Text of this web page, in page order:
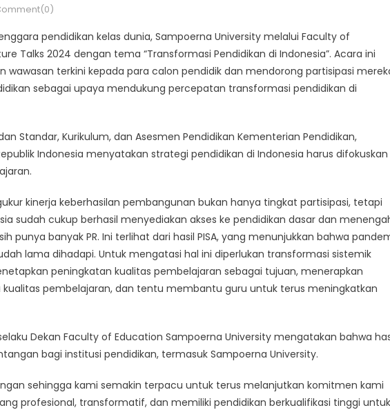
pendidikan kelas dunia, Sampoerna University melalui Faculty of
Talks 2024 dengan tema “Transformasi Pendidikan di Indonesia”. Acara ini
wawasan terkini kepada para calon pendidik dan mendorong partisipasi
sebagai upaya mendukung percepatan transformasi pendidikan di
Standar, Kurikulum, dan Asesmen Pendidikan Kementerian Pendidikan,
Indonesia menyatakan strategi pendidikan di Indonesia harus difokuskan
kinerja keberhasilan pembangunan bukan hanya tingkat partisipasi, tetapi
sudah cukup berhasil menyediakan akses ke pendidikan dasar dan
punya banyak PR. Ini terlihat dari hasil PISA, yang menunjukkan bahwa
lama dihadapi. Untuk mengatasi hal ini diperlukan transformasi sistemik
peningkatan kualitas pembelajaran sebagai tujuan, menerapkan
pembelajaran, dan tentu membantu guru untuk terus meningkatkan
Dekan Faculty of Education Sampoerna University mengatakan bahwa
bagi institusi pendidikan, termasuk Sampoerna University.
sehingga kami semakin terpacu untuk terus melanjutkan komitmen kami
profesional, transformatif, dan memiliki pendidikan berkualifikasi tinggi untuk